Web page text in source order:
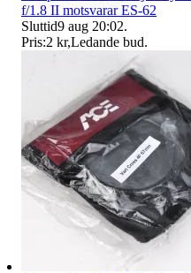
f/1.8 II motsvarar ES-62
Sluttid9 aug 20:02.
Pris:2 kr,Ledande bud.